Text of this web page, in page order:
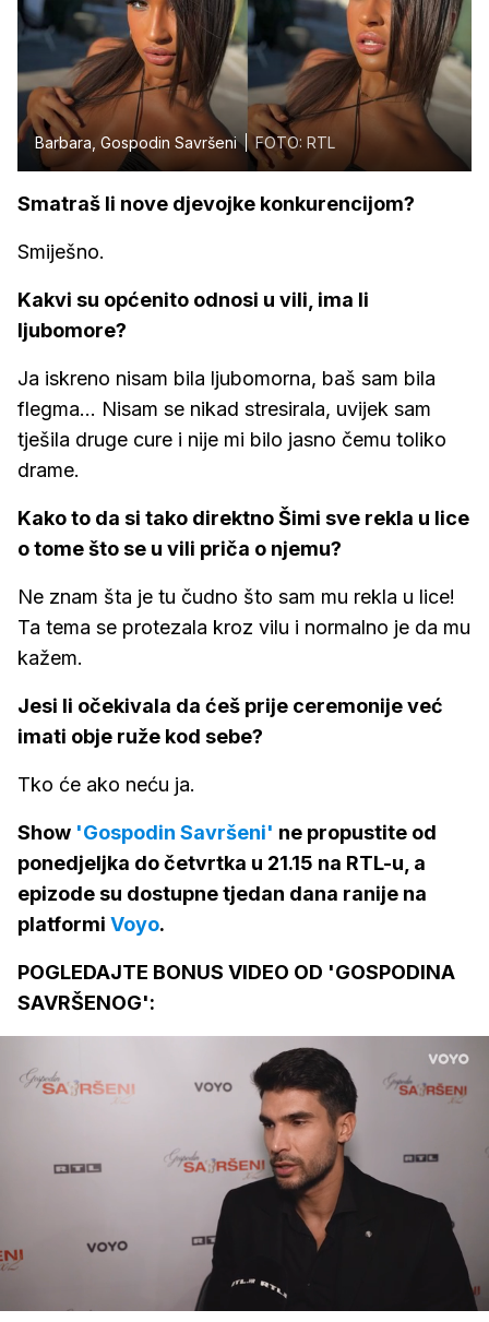
Barbara, Gospodin Savršeni FOTO: RTL
Smatraš li nove djevojke konkurencijom?
Smiješno.
Kakvi su općenito odnosi u vili, ima li
ljubomore?
Ja iskreno nisam bila ljubomorna, baš sam bila
flegma... Nisam se nikad stresirala, uvijek sam
tješila druge cure i nije mi bilo jasno čemu toliko
drame.
Kako to da si tako direktno Šimi sve rekla u lice
o tome što se u vili priča o njemu?
Ne znam šta je tu čudno što sam mu rekla u lice!
Ta tema se protezala kroz vilu i normalno je da mu
kažem.
Jesi li očekivala da ćeš prije ceremonije već
imati obje ruže kod sebe?
Tko će ako neću ja.
Show 'Gospodin Savršeni' ne propustite od
ponedjeljka do četvrtka u 21.15 na RTL-u, a
epizode su dostupne tjedan dana ranije na
platformi Voyo.
POGLEDAJTE BONUS VIDEO OD 'GOSPODINA
SAVRŠENOG':
zvuk
Loaded
76.21%